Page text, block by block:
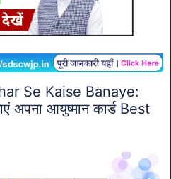
Se Kaise Banaye:
अपना आयुष्मान कार्ड Best